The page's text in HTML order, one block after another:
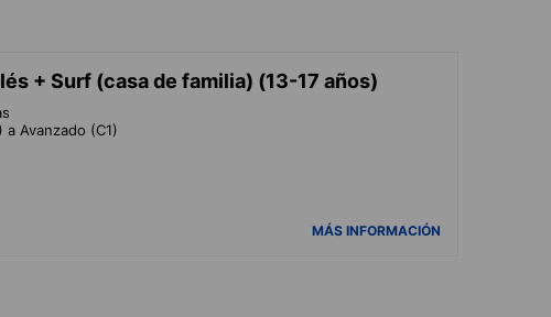
+ Surf (casa de familia) (13-17 años)
a Avanzado (C1)
MÁS INFORMACIÓN